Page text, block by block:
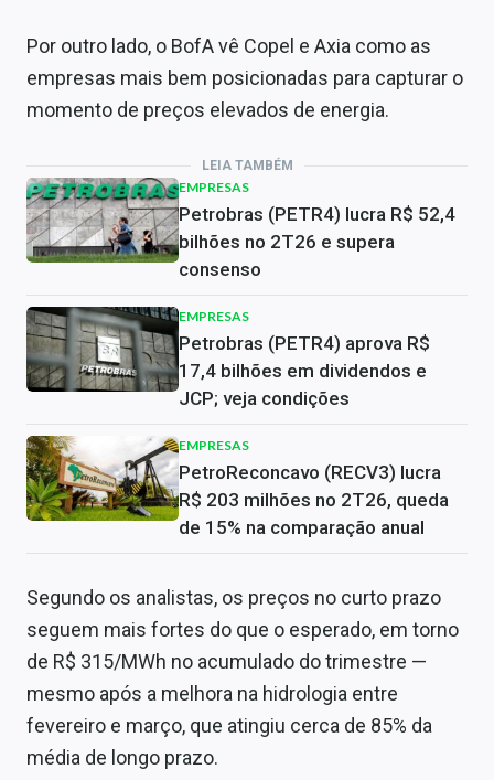
Por outro lado, o BofA vê Copel e Axia como as
empresas mais bem posicionadas para capturar o
momento de preços elevados de energia.
LEIA TAMBÉM
EMPRESAS
Petrobras (PETR4) lucra R$ 52,4
bilhões no 2T26 e supera
consenso
EMPRESAS
Petrobras (PETR4) aprova R$
17,4 bilhões em dividendos e
JCP; veja condições
EMPRESAS
PetroReconcavo (RECV3) lucra
R$ 203 milhões no 2T26, queda
de 15% na comparação anual
Segundo os analistas, os preços no curto prazo
seguem mais fortes do que o esperado, em torno
de R$ 315/MWh no acumulado do trimestre —
mesmo após a melhora na hidrologia entre
fevereiro e março, que atingiu cerca de 85% da
média de longo prazo.